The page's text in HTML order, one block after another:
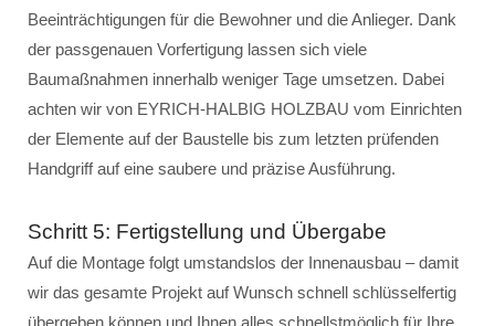
Beeinträchtigungen für die Bewohner und die Anlieger. Dank
der passgenauen Vorfertigung lassen sich viele
Baumaßnahmen innerhalb weniger Tage umsetzen. Dabei
achten wir von EYRICH-HALBIG HOLZBAU vom Einrichten
der Elemente auf der Baustelle bis zum letzten prüfenden
Handgriff auf eine saubere und präzise Ausführung.
Schritt 5: Fertigstellung und Übergabe
Auf die Montage folgt umstandslos der Innenausbau – damit
wir das gesamte Projekt auf Wunsch schnell schlüsselfertig
übergeben können und Ihnen alles schnellstmöglich für Ihre